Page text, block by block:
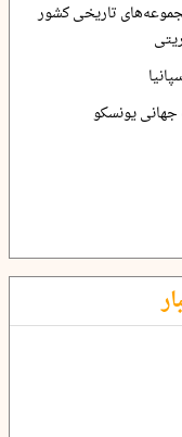
تاریخی کشور
جهانی یونسکو